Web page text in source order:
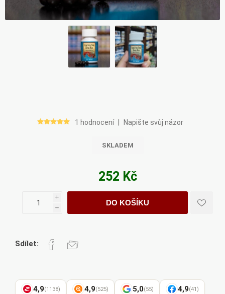
1 hodnocení Napište svůj názor
SKLADEM
252 Kč
i
h
DO KOŠÍKU
Sdílet:
4,9(1138) 4,9(525) 5,0(55) 4,9(41)